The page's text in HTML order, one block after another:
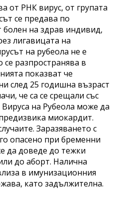
от РНК вирус, от групата
се предава по
на здрав индивид,
лигавицата на
на рубеола не е
разпространява в
показват че
след 25 годишна възраст
че са се срещали със
Вируса на Рубеола може да
миокардит.
Заразяването с
опасено при бременни
да доведе до тежки
до аборт. Налична
в имунизационния
като задължителна.